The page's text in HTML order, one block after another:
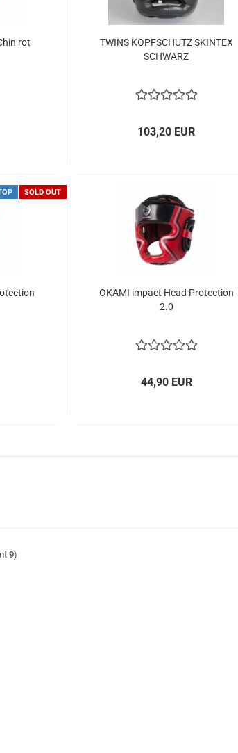
rot
TWINS KOPFSCHUTZ SKINTEX
SCHWARZ
103,20 EUR
SOLD OUT
OKAMI impact Head Protection
2.0
44,90 EUR
9)